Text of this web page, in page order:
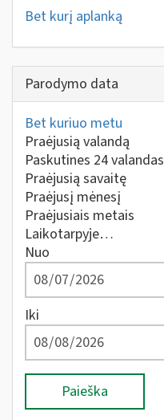
Bet kurį aplanką
Parodymo data
Bet kuriuo metu
Praėjusią valandą
Paskutines 24 valandas
Praėjusią savaitę
Praėjusį mėnesį
Praėjusiais metais
Laikotarpyje…
Nuo
Iki
Paieška